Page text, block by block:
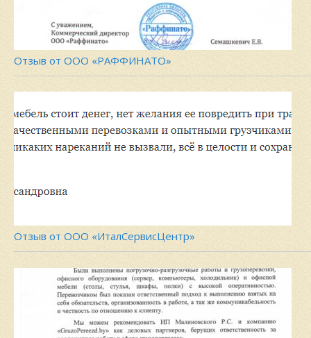
Отзыв от ООО «РАФФИНАТО»
Отзыв от ООО «ИталСервисЦентр»